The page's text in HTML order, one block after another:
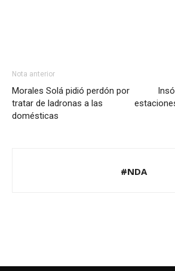
Nota anterior
Morales Solá pidió perdón por
tratar de ladronas a las
domésticas
#NDA